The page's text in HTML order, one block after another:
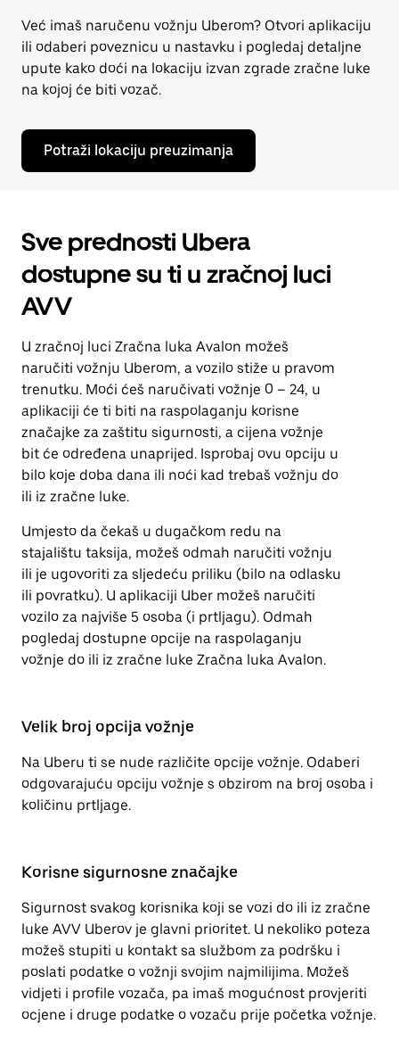
Već imaš naručenu vožnju Uberom? Otvori aplikaciju
ili odaberi poveznicu u nastavku i pogledaj detaljne
upute kako doći na lokaciju izvan zgrade zračne luke
na kojoj će biti vozač.
Potraži lokaciju preuzimanja
Sve prednosti Ubera
dostupne su ti u zračnoj luci
AVV
U zračnoj luci Zračna luka Avalon možeš
naručiti vožnju Uberom, a vozilo stiže u pravom
trenutku. Moći ćeš naručivati vožnje 0 – 24, u
aplikaciji će ti biti na raspolaganju korisne
značajke za zaštitu sigurnosti, a cijena vožnje
bit će određena unaprijed. Isprobaj ovu opciju u
bilo koje doba dana ili noći kad trebaš vožnju do
ili iz zračne luke.
Umjesto da čekaš u dugačkom redu na
stajalištu taksija, možeš odmah naručiti vožnju
ili je ugovoriti za sljedeću priliku (bilo na odlasku
ili povratku). U aplikaciji Uber možeš naručiti
vozilo za najviše 5 osoba (i prtljagu). Odmah
pogledaj dostupne opcije na raspolaganju
vožnje do ili iz zračne luke Zračna luka Avalon.
Velik broj opcija vožnje
Na Uberu ti se nude različite opcije vožnje. Odaberi
odgovarajuću opciju vožnje s obzirom na broj osoba i
količinu prtljage.
Korisne sigurnosne značajke
Sigurnost svakog korisnika koji se vozi do ili iz zračne
luke AVV Uberov je glavni prioritet. U nekoliko poteza
možeš stupiti u kontakt sa službom za podršku i
poslati podatke o vožnji svojim najmilijima. Možeš
vidjeti i profile vozača, pa imaš mogućnost provjeriti
ocjene i druge podatke o vozaču prije početka vožnje.